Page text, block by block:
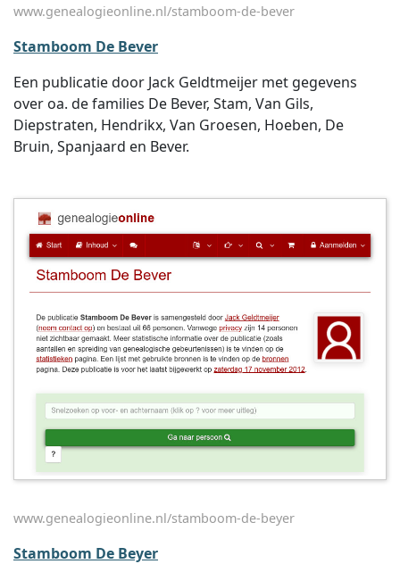
www.genealogieonline.nl/stamboom-de-bever
Stamboom De Bever
Een publicatie door Jack Geldtmeijer met gegevens
over oa. de families De Bever, Stam, Van Gils,
Diepstraten, Hendrikx, Van Groesen, Hoeben, De
Bruin, Spanjaard en Bever.
www.genealogieonline.nl/stamboom-de-beyer
Stamboom De Beyer